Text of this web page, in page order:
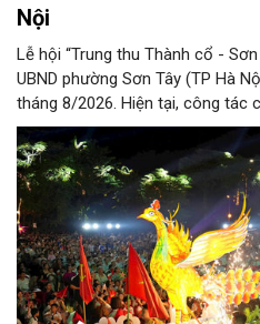
Nội
Lễ hội “Trung thu Thành cổ -
UBND phường Sơn Tây (TP Hà
tháng 8/2026. Hiện tại, công tác
chính quyền phường Sơn Tây
vị và 25 tổ dân phố khẩn trương
sẵn sàng mang đến cho Nhân
thu quy mô, đặc sắc và giàu bản